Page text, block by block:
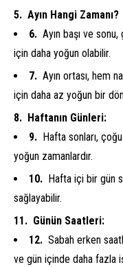
Ayın Hangi Zamanı?
Ayın başı ve
için daha yoğun olabilir.
Ayın ortası, hem
için daha az yoğun bir
Haftanın Günleri:
Hafta sonları,
yoğun zamanlardır.
Hafta içi bir gün
sağlayabilir.
Günün Saatleri:
Sabah erken
ve gün içinde daha fazla